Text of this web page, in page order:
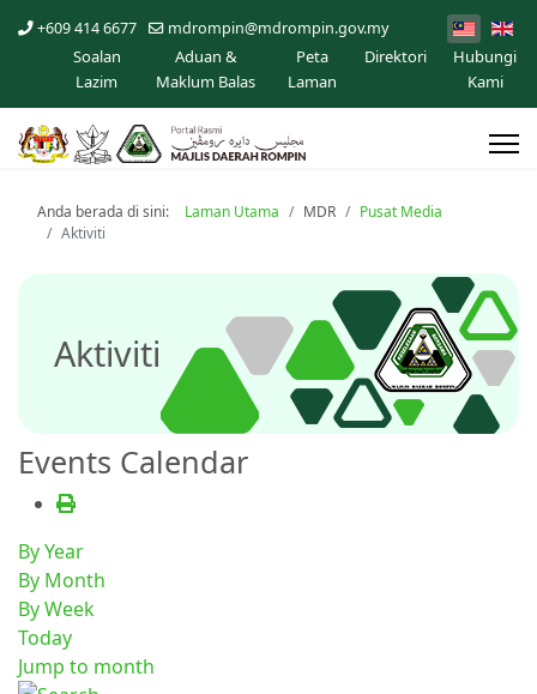
+609 414 6677 mdrompin@mdrompin.gov.my
Soalan
Lazim
Aduan &
Maklum Balas
Peta
Laman
Direktori
Hubungi
Kami
Anda berada di sini: Laman Utama MDR
Pusat Media
Aktiviti
Aktiviti
Events Calendar
By Year
By Month
By Week
Today
Jump to month